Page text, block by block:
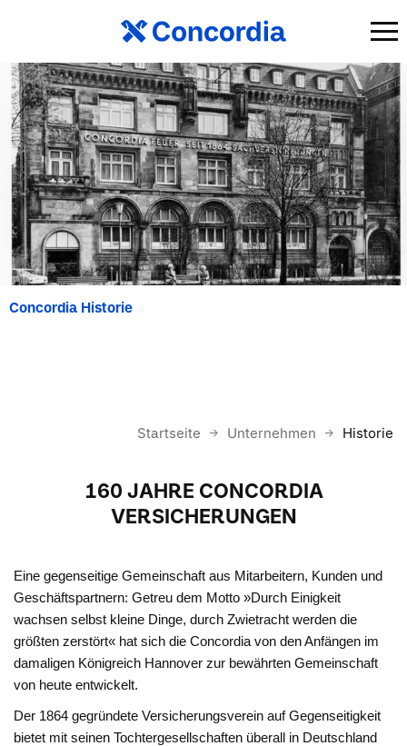
Concordia Historie
Startseite Unternehmen Historie
160 JAHRE CONCORDIA
VERSICHERUNGEN
Eine gegenseitige Gemeinschaft aus Mitarbeitern, Kunden und
Geschäftspartnern: Getreu dem Motto »Durch Einigkeit
wachsen selbst kleine Dinge, durch Zwietracht werden die
größten zerstört« hat sich die Concordia von den Anfängen im
damaligen Königreich Hannover zur bewährten Gemeinschaft
von heute entwickelt.
Der 1864 gegründete Versicherungsverein auf Gegenseitigkeit
bietet mit seinen Tochtergesellschaften überall in Deutschland